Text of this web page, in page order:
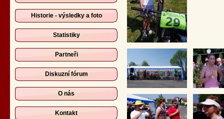
Historie - výsledky a foto
Statistiky
Partneři
Diskuzní fórum
O nás
Kontakt